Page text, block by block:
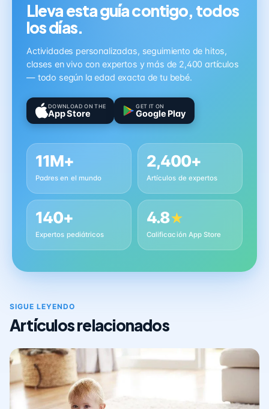
Lleva esta guía contigo, todos
los días.
Actividades personalizadas, seguimiento de hitos,
clases en vivo con expertos y más de 2,400 artículos
— todo según la edad exacta de tu bebé.
DOWNLOAD ON THE
App Store
GET IT ON
Google Play
11M+
Padres en el mundo
2,400+
Artículos de expertos
140+
Expertos pediátricos
4.8★
Calificación App Store
SIGUE LEYENDO
Artículos relacionados